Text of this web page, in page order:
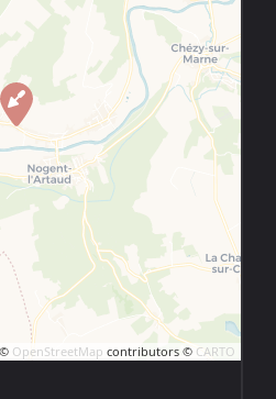
OpenStreetMap contributors © CARTO